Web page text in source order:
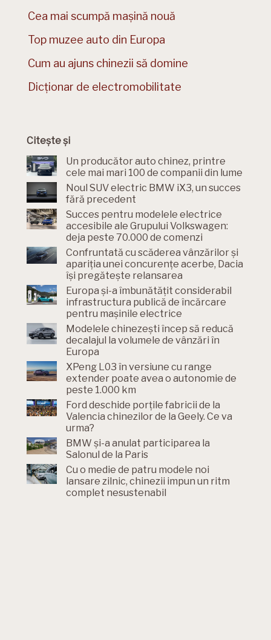
Cea mai scumpă mașină nouă
Top muzee auto din Europa
Cum au ajuns chinezii să domine
Dicționar de electromobilitate
Citește și
Un producător auto chinez, printre
cele mai mari 100 de companii din lume
Noul SUV electric BMW iX3, un succes
fără precedent
Succes pentru modelele electrice
accesibile ale Grupului Volkswagen:
deja peste 70.000 de comenzi
Confruntată cu scăderea vânzărilor și
apariția unei concurențe acerbe, Dacia
își pregătește relansarea
Europa și-a îmbunătățit considerabil
infrastructura publică de încărcare
pentru mașinile electrice
Modelele chinezești încep să reducă
decalajul la volumele de vânzări în
Europa
XPeng L03 în versiune cu range
extender poate avea o autonomie de
peste 1.000 km
Ford deschide porțile fabricii de la
Valencia chinezilor de la Geely. Ce va
urma?
BMW și-a anulat participarea la
Salonul de la Paris
Cu o medie de patru modele noi
lansare zilnic, chinezii impun un ritm
complet nesustenabil